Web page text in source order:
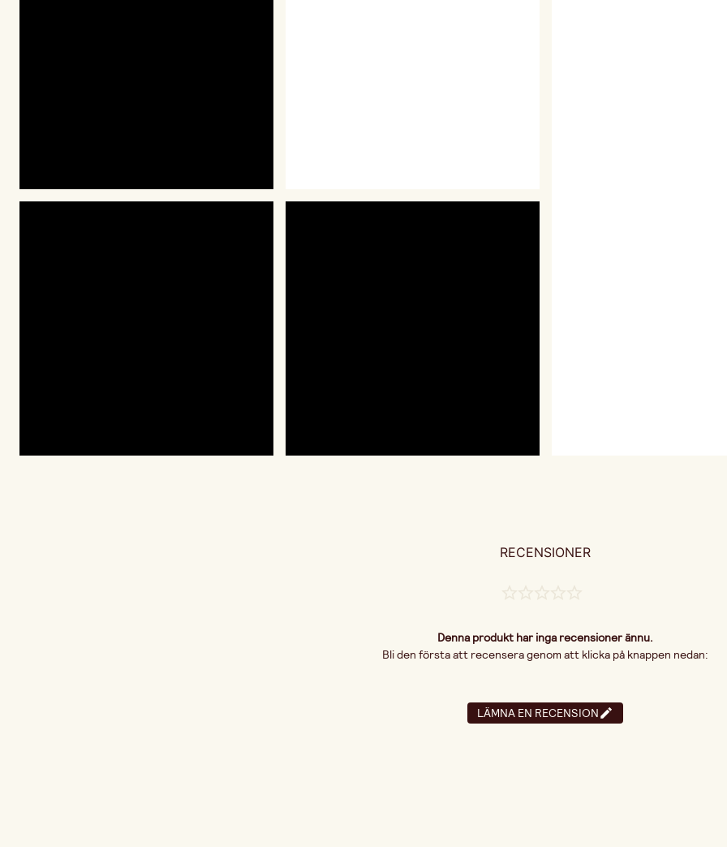
RECENSIONER
Denna produkt har inga recensioner ännu.
Bli den första att recensera genom att klicka på knappen nedan:
LÄMNA EN RECENSION